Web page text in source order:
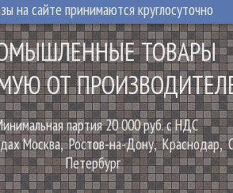
на сайте принимаются круглосуточно
ТОВАРЫ
ОТ
партия 20 000 руб. с НДС
Москва, Ростов-на-Дону, Краснодар,
Петербург